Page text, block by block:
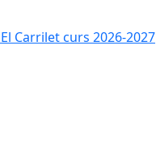
Carrilet curs 2026-2027